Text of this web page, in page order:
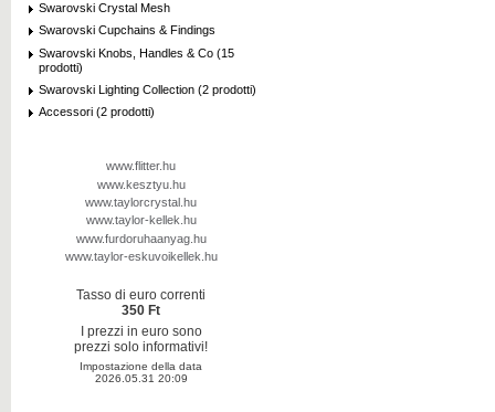
Swarovski Crystal Mesh
Swarovski Cupchains & Findings
Swarovski Knobs, Handles & Co (15
prodotti)
Swarovski Lighting Collection (2 prodotti)
Accessori (2 prodotti)
www.flitter.hu
www.kesztyu.hu
www.taylorcrystal.hu
www.taylor-kellek.hu
www.furdoruhaanyag.hu
www.taylor-eskuvoikellek.hu
Tasso di euro correnti
350 Ft
I prezzi in euro sono
prezzi solo informativi!
Impostazione della data
2026.05.31 20:09